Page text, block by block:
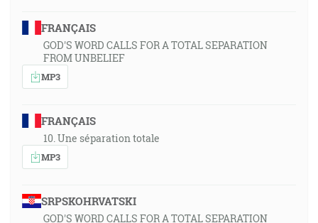
FRANÇAIS
GOD'S WORD CALLS FOR A TOTAL SEPARATION
FROM UNBELIEF
MP3
FRANÇAIS
10. Une séparation totale
MP3
SRPSKOHRVATSKI
GOD'S WORD CALLS FOR A TOTAL SEPARATION